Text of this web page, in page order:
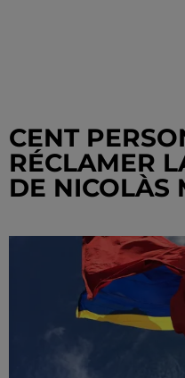
CENT
RÉCLAMER
DE NICOLÀS